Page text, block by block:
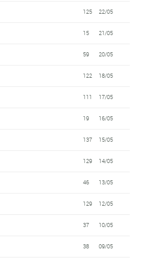
125 22/05
15 21/05
59 20/05
122 18/05
111 17/05
19 16/05
137 15/05
129 14/05
46 13/05
129 12/05
37 10/05
38 09/05